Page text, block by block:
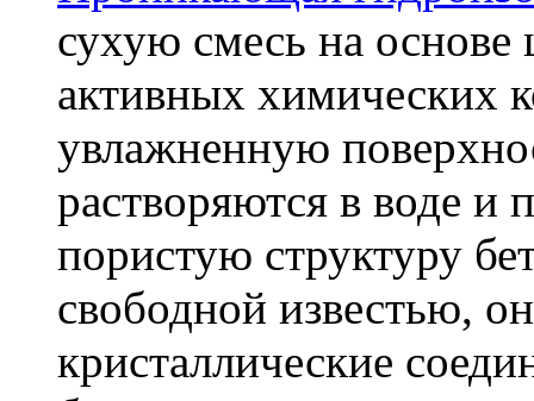
сухую смесь на основе
активных химических
увлажненную
растворяются в воде и
пористую структуру
свободной известью,
кристаллические